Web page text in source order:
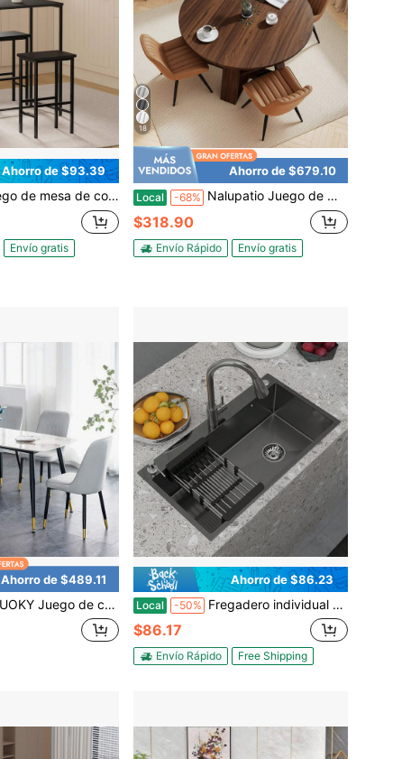
Ahorro de $93.39
de mostrador de 36" para 2 con taburetes de bar y estantes de almacenamiento, mesa de cocina ahorradora de espacio para espacios pequeños, apartamentos, estudios
Envío gratis
18
Ahorro de $679.10
Local -68% Nalupatio Juego de mesa de comedor extensible, mesa redonda a ovalada con 4 sillas tapizadas, mesa de cocina de madera con almacenamiento oculto, muebles que ahorran espacio para el hogar o apartamento pequeño, mesa de nogal y sillas marrones.
$318.90
Envío Rápido Envío gratis
Ahorro de $489.11
de 123 cm con 4 sillas tapizadas en cuero sintético, tablero de pizarra duradera con aspecto de mármol, juego de comedor de cocina con estructura metálica, superficie resistente a arañazos y al calor para comedor, apartamento, cocina y zona de desayuno, ideal como regalo de Navidad.
Ahorro de $86.23
Local -50% Fregadero individual montado por debajo de 28"/30"/32" de acero inoxidable negro moderno, fácil de limpiar, artículos esenciales de cocina con múltiples accesorios, oferta del
$86.17
Envío Rápido Free Shipping